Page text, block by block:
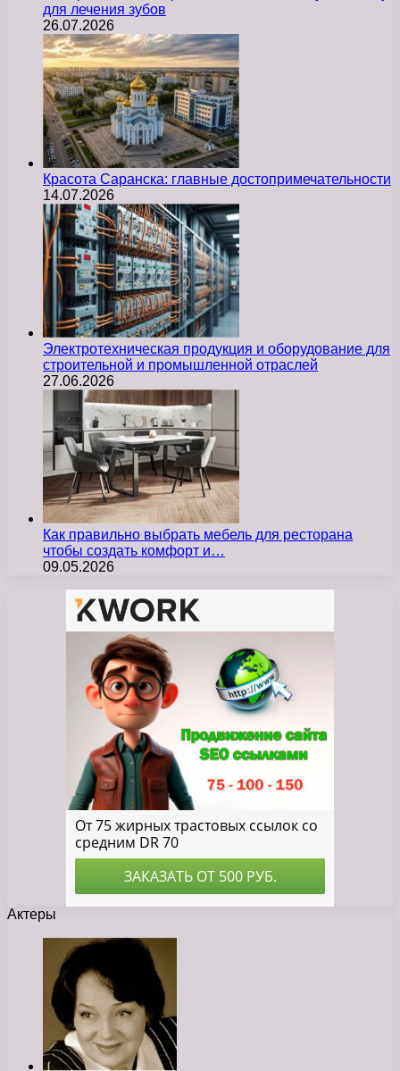
для лечения зубов
26.07.2026
Красота Саранска: главные достопримечательности
14.07.2026
Электротехническая продукция и оборудование для
строительной и промышленной отраслей
27.06.2026
Как правильно выбрать мебель для ресторана
чтобы создать комфорт и…
09.05.2026
Актеры